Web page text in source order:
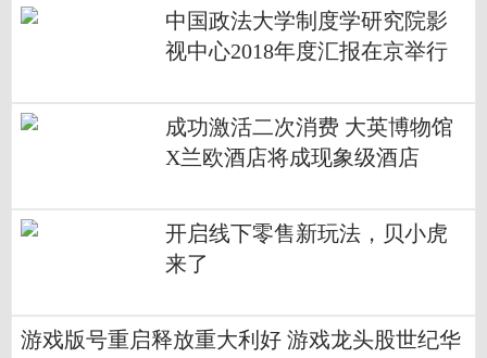
中国政法大学制度学研究院影
视中心2018年度汇报在京举行
成功激活二次消费 大英博物馆
X兰欧酒店将成现象级酒店
开启线下零售新玩法，贝小虎
来了
游戏版号重启释放重大利好 游戏龙头股世纪华